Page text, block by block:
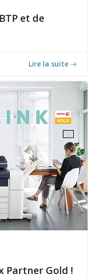
et de
Lire la suite
Partner Gold !